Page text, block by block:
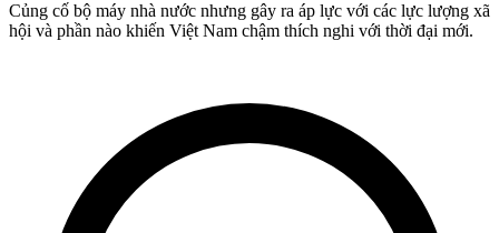
Củng cố bộ máy nhà nước nhưng gây ra áp lực với các lực lượng xã
hội và phần nào khiến Việt Nam chậm thích nghi với thời đại mới.